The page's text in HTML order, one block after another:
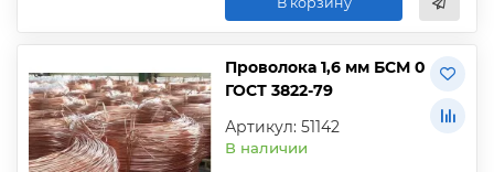
Проволока 1,6 мм БСМ 0
ГОСТ 3822-79
Артикул: 51142
В наличии